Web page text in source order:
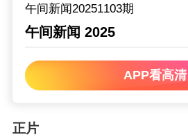
午间新闻20251103期
午间新闻 2025
APP看高清
正片